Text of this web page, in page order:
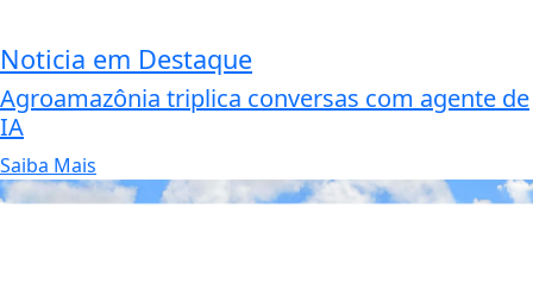
Noticia em Destaque
Agroamazônia triplica conversas com agente de
IA
Saiba Mais